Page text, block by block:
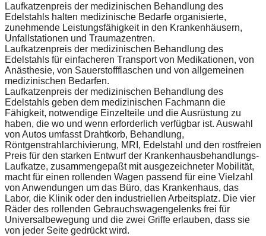
Laufkatzenpreis der medizinischen Behandlung des
Edelstahls halten medizinische Bedarfe organisierte,
zunehmende Leistungsfähigkeit in den Krankenhäusern,
Unfallstationen und Traumazentren.
Laufkatzenpreis der medizinischen Behandlung des
Edelstahls für einfacheren Transport von Medikationen, von
Anästhesie, von Sauerstoffflaschen und von allgemeinen
medizinischen Bedarfen.
Laufkatzenpreis der medizinischen Behandlung des
Edelstahls geben dem medizinischen Fachmann die
Fähigkeit, notwendige Einzelteile und die Ausrüstung zu
haben, die wo und wenn erforderlich verfügbar ist. Auswahl
von Autos umfasst Drahtkorb, Behandlung,
Röntgenstrahlarchivierung, MRI, Edelstahl und den rostfreien
Preis für den starken Entwurf der Krankenhausbehandlungs-
Laufkatze, zusammengepaßt mit ausgezeichneter Mobilität,
macht für einen rollenden Wagen passend für eine Vielzahl
von Anwendungen um das Büro, das Krankenhaus, das
Labor, die Klinik oder den industriellen Arbeitsplatz. Die vier
Räder des rollenden Gebrauchswagengelenks frei für
Universalbewegung und die zwei Griffe erlauben, dass sie
von jeder Seite gedrückt wird.